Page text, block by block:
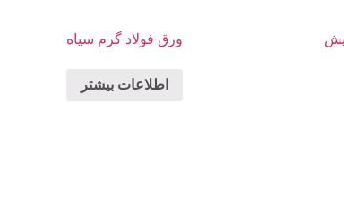
ورق فولاد گرم سیاه
اطلاعات بیشتر